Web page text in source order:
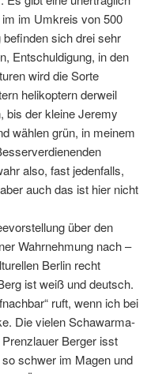
im Umkreis von 500
sich drei sehr
Entschuldigung, in den
wird die Sorte
helikoptern derweil
bis der kleine Jeremy
wählen grün, in meinem
also, fast jedenfalls,
auch das ist hier nicht
über den
Wahrnehmung nach –
Berlin recht
ist weiß und deutsch.
ruft, wenn ich bei
Die vielen Schawarma-
Berger isst
schwer im Magen und